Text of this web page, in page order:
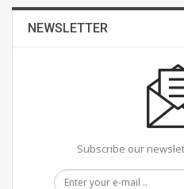
NEWSLETTER
Subscribe our